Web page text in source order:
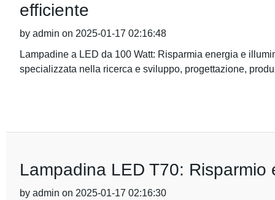
efficiente
by admin on 2025-01-17 02:16:48
Lampadine a LED da 100 Watt: Risparmia energia e
specializzata nella ricerca e sviluppo, progettazione,
Lampadina LED T70:
by admin on 2025-01-17 02:16:30